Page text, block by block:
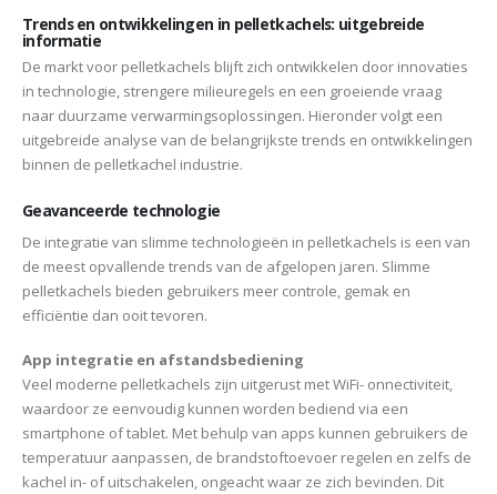
Trends en ontwikkelingen in pelletkachels: uitgebreide
informatie
De markt voor pelletkachels blijft zich ontwikkelen door innovaties
in technologie, strengere milieuregels en een groeiende vraag
naar duurzame verwarmingsoplossingen. Hieronder volgt een
uitgebreide analyse van de belangrijkste trends en ontwikkelingen
binnen de pelletkachel industrie.
Geavanceerde technologie
De integratie van slimme technologieën in pelletkachels is een van
de meest opvallende trends van de afgelopen jaren. Slimme
pelletkachels bieden gebruikers meer controle, gemak en
efficiëntie dan ooit tevoren.
App integratie en afstandsbediening
Veel moderne pelletkachels zijn uitgerust met WiFi- onnectiviteit,
waardoor ze eenvoudig kunnen worden bediend via een
smartphone of tablet. Met behulp van apps kunnen gebruikers de
temperatuur aanpassen, de brandstoftoevoer regelen en zelfs de
kachel in- of uitschakelen, ongeacht waar ze zich bevinden. Dit